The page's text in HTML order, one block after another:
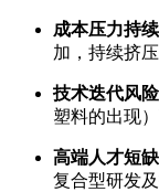
成本压力持续
加，持续挤
技术迭代风险
塑料的出现
高端人才短缺
复合型研发